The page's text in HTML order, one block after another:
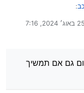
:
חימום מנוע יכול בקלות
25 באוג׳ 2024, 7:16
על ידי
גם אם תמשיך